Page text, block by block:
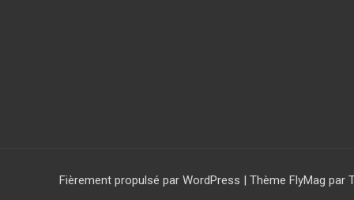
Fièrement propulsé par WordPress | Thème FlyMag par